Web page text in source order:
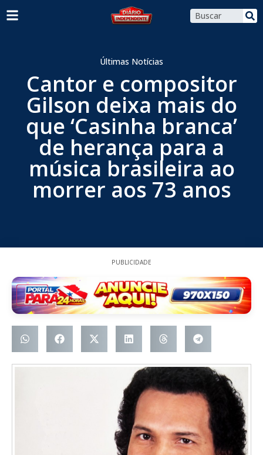
Últimas Notícias
Cantor e compositor
Gilson deixa mais do
que ‘Casinha branca’
de herança para a
música brasileira ao
morrer aos 73 anos
PUBLICIDADE